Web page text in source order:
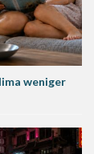
weniger